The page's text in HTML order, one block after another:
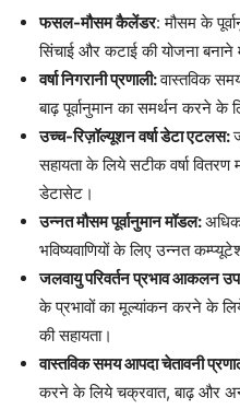
फसल-मौसम कैलेंडर: मौसम के
सिंचाई और कटाई की योजना
वर्षा निगरानी प्रणाली:वास्तविक
बाढ़ पूर्वानुमान का समर्थन करने के
उच्च-रिज़ॉल्यूशन वर्षा डेटा एटलस:
सहायता के लिये सटीक वर्षा
डेटासेट।
उन्नत मौसम पूर्वानुमान मॉडल:
भविष्यवाणियों के लिए उन्नत
जलवायु परिवर्तन प्रभाव आकलन
के प्रभावों का मूल्यांकन करने के
की सहायता।
वास्तविक समय आपदा चेतावनी
करने के लिये चक्रवात, बाढ़ और